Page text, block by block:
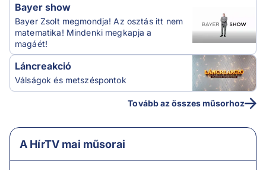
Bayer show
Bayer Zsolt megmondja! Az osztás itt nem
matematika! Mindenki megkapja a
magáét!
Láncreakció
Válságok és metszéspontok
Tovább az összes műsorhoz
A HírTV mai műsorai